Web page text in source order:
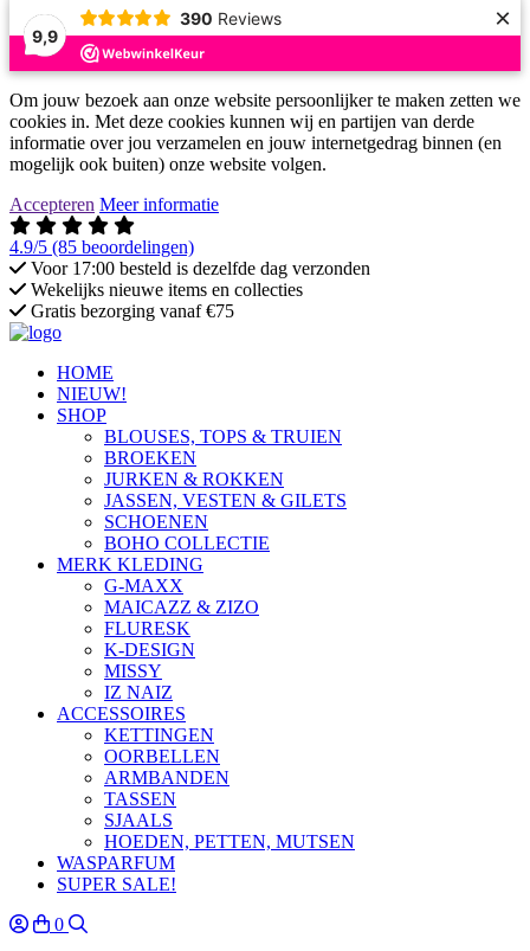
9,9
390 Reviews ×
Om jouw bezoek aan onze website persoonlijker te maken zetten we
cookies in. Met deze cookies kunnen wij en partijen van derde
informatie over jou verzamelen en jouw internetgedrag binnen (en
mogelijk ook buiten) onze website volgen.
Accepteren Meer informatie
4.9/5 (85 beoordelingen)
Voor 17:00 besteld is dezelfde dag verzonden
Wekelijks nieuwe items en collecties
Gratis bezorging vanaf €75
HOME
NIEUW!
SHOP
BLOUSES, TOPS & TRUIEN
BROEKEN
JURKEN & ROKKEN
JASSEN, VESTEN & GILETS
SCHOENEN
BOHO COLLECTIE
MERK KLEDING
G-MAXX
MAICAZZ & ZIZO
FLURESK
K-DESIGN
MISSY
IZ NAIZ
ACCESSOIRES
KETTINGEN
OORBELLEN
ARMBANDEN
TASSEN
SJAALS
HOEDEN, PETTEN, MUTSEN
WASPARFUM
SUPER SALE!
0